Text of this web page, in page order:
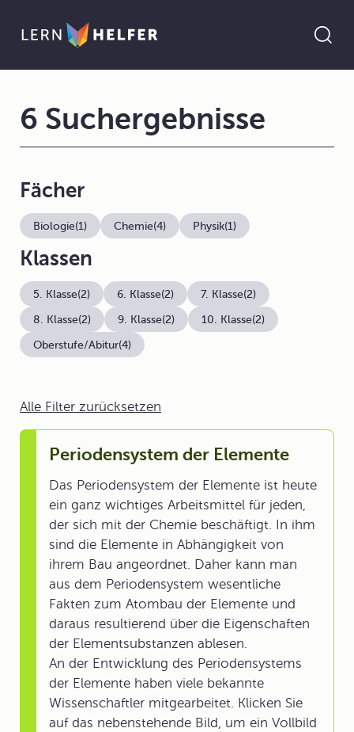
Alle Filter zurücksetzen
Periodensystem der Elemente
Das Periodensystem der Elemente ist heute
ein ganz wichtiges Arbeitsmittel für jeden,
der sich mit der Chemie beschäftigt. In ihm
sind die Elemente in Abhängigkeit von
ihrem Bau angeordnet. Daher kann man
aus dem Periodensystem wesentliche
Fakten zum Atombau der Elemente und
daraus resultierend über die Eigenschaften
der Elementsubstanzen ablesen.
An der Entwicklung des Periodensystems
der Elemente haben viele bekannte
Wissenschaftler mitgearbeitet. Klicken Sie
auf das nebenstehende Bild, um ein Vollbild
6 Suchergebnisse
Fächer
Biologie(1) Chemie(4) Physik(1)
Klassen
5. Klasse(2) 6. Klasse(2) 7. Klasse(2)
8. Klasse(2) 9. Klasse(2) 10. Klasse(2)
Oberstufe/Abitur(4)